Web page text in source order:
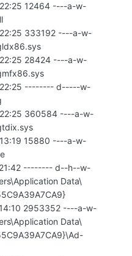
12464 ----a-w-
333192 ----a-w-
28424 ----a-w-
22:25 -------- d-----w-
360584 ----a-w-
15880 ----a-w-
-------- d--h--w-
Data\
2953352 ----a-w-
Data\